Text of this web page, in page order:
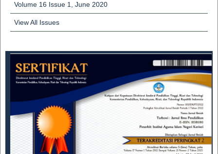
Volume 16 Issue 1, June 2020
View All Issues